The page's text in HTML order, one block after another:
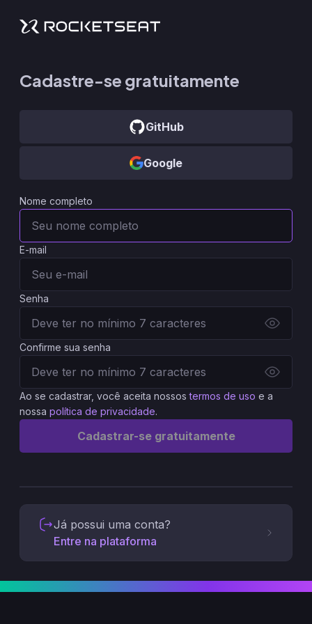
Cadastre-se gratuitamente
GitHub
Google
Nome completo
E-mail
Senha
Confirme sua senha
Ao se cadastrar, você aceita nossos termos de uso e a
nossa política de privacidade.
Cadastrar-se gratuitamente
Já possui uma conta?
Entre na plataforma